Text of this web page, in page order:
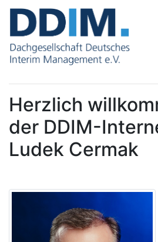
Herzlich
der DDIM-
Ludek Cermak